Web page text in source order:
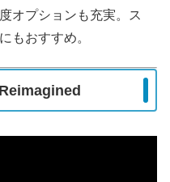
オプションも充実。ス
もおすすめ。